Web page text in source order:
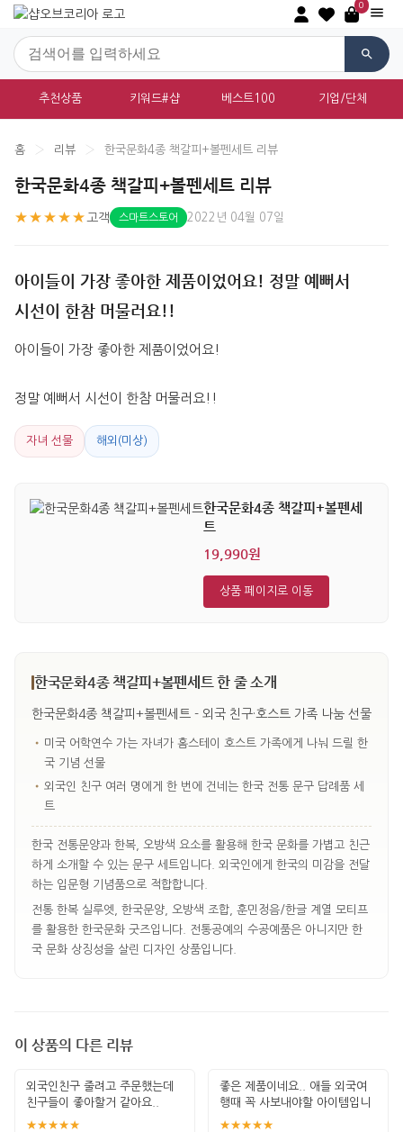
0
추천상품 키워드#샵 베스트100 기업/단체
홈 › 리뷰 › 한국문화4종 책갈피+볼펜세트 리뷰
한국문화4종 책갈피+볼펜세트 리뷰
★★★★★ 고객 스마트스토어 2022년 04월 07일
아이들이 가장 좋아한 제품이었어요! 정말 예뻐서
시선이 한참 머물러요!!
아이들이 가장 좋아한 제품이었어요!
정말 예뻐서 시선이 한참 머물러요!!
자녀 선물 해외(미상)
한국문화4종 책갈피+볼펜세
트
19,990원
상품 페이지로 이동
한국문화4종 책갈피+볼펜세트 한 줄 소개
한국문화4종 책갈피+볼펜세트 - 외국 친구·호스트 가족 나눔 선물
• 미국 어학연수 가는 자녀가 홈스테이 호스트 가족에게 나눠 드릴 한
국 기념 선물
• 외국인 친구 여러 명에게 한 번에 건네는 한국 전통 문구 답례품 세
트
한국 전통문양과 한복, 오방색 요소를 활용해 한국 문화를 가볍고 친근
하게 소개할 수 있는 문구 세트입니다. 외국인에게 한국의 미감을 전달
하는 입문형 기념품으로 적합합니다.
전통 한복 실루엣, 한국문양, 오방색 조합, 훈민정음/한글 계열 모티프
를 활용한 한국문화 굿즈입니다. 전통공예의 수공예품은 아니지만 한
국 문화 상징성을 살린 디자인 상품입니다.
이 상품의 다른 리뷰
외국인친구 줄려고 주문했는데
친구들이 좋아할거 같아요..
★★★★★
좋은 제품이네요.. 애들 외국여
행때 꼭 사보내야할 아이템입니
다. 잘 썻습
★★★★★